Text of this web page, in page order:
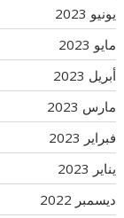
يونيو 2023
مايو 2023
أبريل 2023
مارس 2023
فبراير 2023
يناير 2023
ديسمبر 2022